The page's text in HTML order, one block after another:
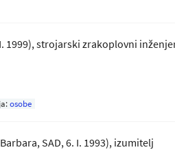
1999), strojarski zrakoplovni
osobe
SAD, 6. I. 1993), izumitelj